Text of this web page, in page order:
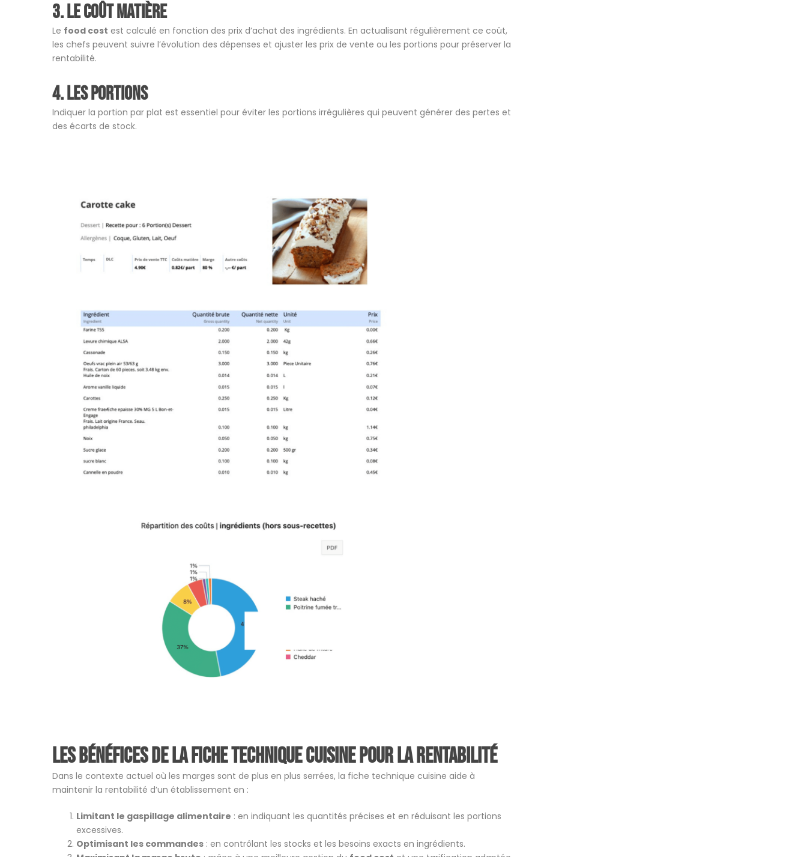
3. Le coût matière
Le food cost est calculé en fonction des prix d’achat des ingrédients. En actualisant régulièrement ce coût,
les chefs peuvent suivre l’évolution des dépenses et ajuster les prix de vente ou les portions pour préserver la
rentabilité.
4. Les portions
Indiquer la portion par plat est essentiel pour éviter les portions irrégulières qui peuvent générer des pertes et
des écarts de stock.
Les bénéfices de la fiche technique cuisine pour la rentabilité
Dans le contexte actuel où les marges sont de plus en plus serrées, la fiche technique cuisine aide à
maintenir la rentabilité d’un établissement en :
Limitant le gaspillage alimentaire : en indiquant les quantités précises et en réduisant les portions
excessives.
Optimisant les commandes : en contrôlant les stocks et les besoins exacts en ingrédients.